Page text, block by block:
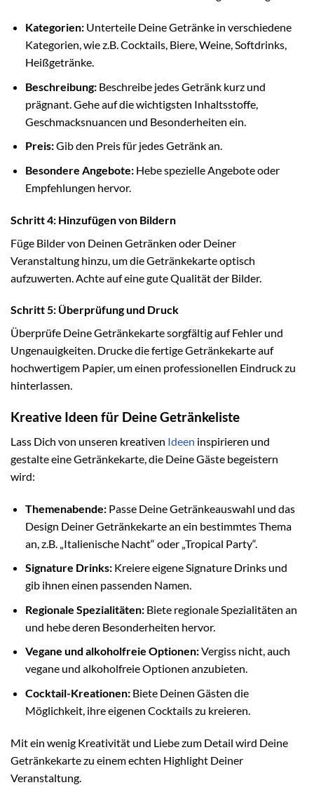
Kategorien:Unterteile Deine Getränke in verschiedene
Kategorien, wie z.B. Cocktails, Biere, Weine, Softdrinks,
Heißgetränke.
Beschreibung:Beschreibe jedes Getränk kurz und
prägnant. Gehe auf die wichtigsten Inhaltsstoffe,
Geschmacksnuancen und Besonderheiten ein.
Preis:Gib den Preis für jedes Getränk an.
Besondere Angebote:Hebe spezielle Angebote oder
Empfehlungen hervor.
Schritt 4: Hinzufügen von Bildern
Füge Bilder von Deinen Getränken oder Deiner
Veranstaltung hinzu, um die Getränkekarte optisch
aufzuwerten. Achte auf eine gute Qualität der Bilder.
Schritt 5: Überprüfung und Druck
Überprüfe Deine Getränkekarte sorgfältig auf Fehler und
Ungenauigkeiten. Drucke die fertige Getränkekarte auf
hochwertigem Papier, um einen professionellen Eindruck zu
hinterlassen.
Kreative Ideen für Deine Getränkeliste
Lass Dich von unseren kreativen Ideen inspirieren und
gestalte eine Getränkekarte, die Deine Gäste begeistern
wird:
Themenabende:Passe Deine Getränkeauswahl und das
Design Deiner Getränkekarte an ein bestimmtes Thema
an, z.B. „Italienische Nacht“ oder „Tropical Party“.
Signature Drinks:Kreiere eigene Signature Drinks und
gib ihnen einen passenden Namen.
Regionale Spezialitäten:Biete regionale Spezialitäten an
und hebe deren Besonderheiten hervor.
Vegane und alkoholfreie Optionen:Vergiss nicht, auch
vegane und alkoholfreie Optionen anzubieten.
Cocktail-Kreationen:Biete Deinen Gästen die
Möglichkeit, ihre eigenen Cocktails zu kreieren.
Mit ein wenig Kreativität und Liebe zum Detail wird Deine
Getränkekarte zu einem echten Highlight Deiner
Veranstaltung.